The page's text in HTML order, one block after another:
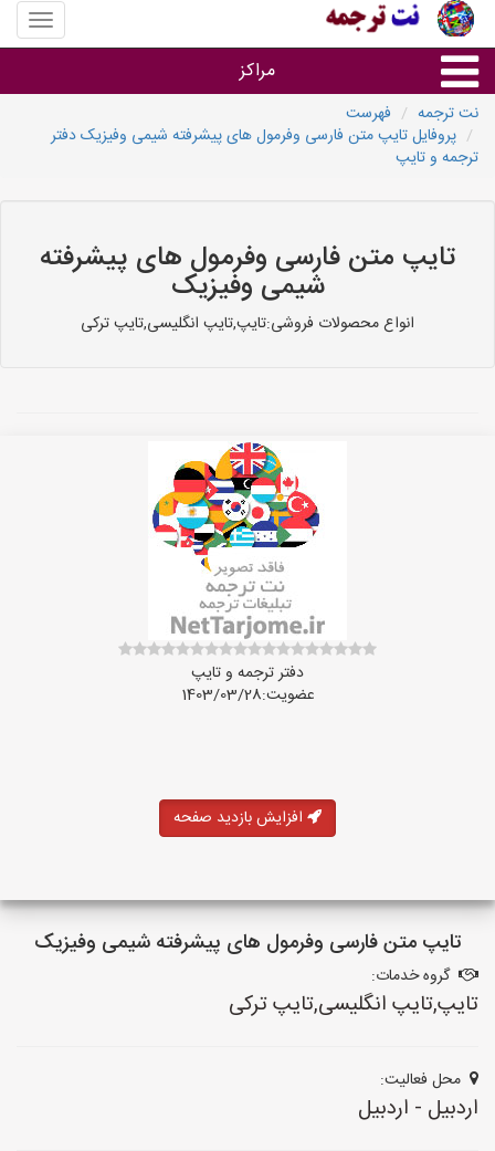
منوی
سایت
ترجمه
مراکز
خدمات ترجمه و تایپ
مرکز تایپ های شهرها
نت ترجمه
فهرست
پروفایل تایپ متن فارسی وفرمول های پیشرفته شیمی وفیزیک دفتر
ترجمه و تایپ
تایپ متن فارسی وفرمول های پیشرفته
شیمی وفیزیک
انواع محصولات فروشی:تایپ,تایپ انگلیسی,تایپ ترکی
دفتر ترجمه و تایپ
عضویت:1403/03/28
افزایش بازدید صفحه
تایپ متن فارسی وفرمول های پیشرفته شیمی وفیزیک
گروه خدمات:
تایپ,تایپ انگلیسی,تایپ ترکی
محل فعالیت:
اردبیل - اردبیل